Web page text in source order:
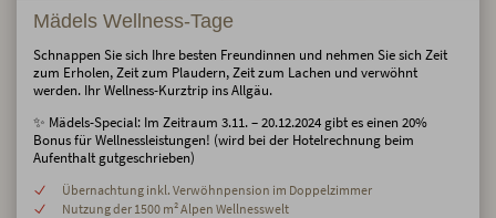
Mädels Wellness-Tage
Schnappen Sie sich Ihre besten Freundinnen und nehmen Sie sich Zeit
zum Erholen, Zeit zum Plaudern, Zeit zum Lachen und verwöhnt
werden. Ihr Wellness-Kurztrip ins Allgäu.
✨ Mädels-Special: Im Zeitraum 3.11. – 20.12.2024 gibt es einen 20%
Bonus für Wellnessleistungen! (wird bei der Hotelrechnung beim
Aufenthalt gutgeschrieben)
Übernachtung inkl. Verwöhnpension im Doppelzimmer
Nutzung der 1500 m² Alpen Wellnesswelt